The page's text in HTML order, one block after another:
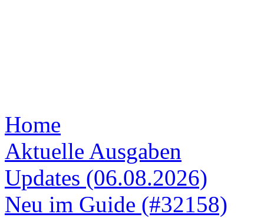
Home
Aktuelle Ausgaben
Updates (06.08.2026)
Neu im Guide (#32158)